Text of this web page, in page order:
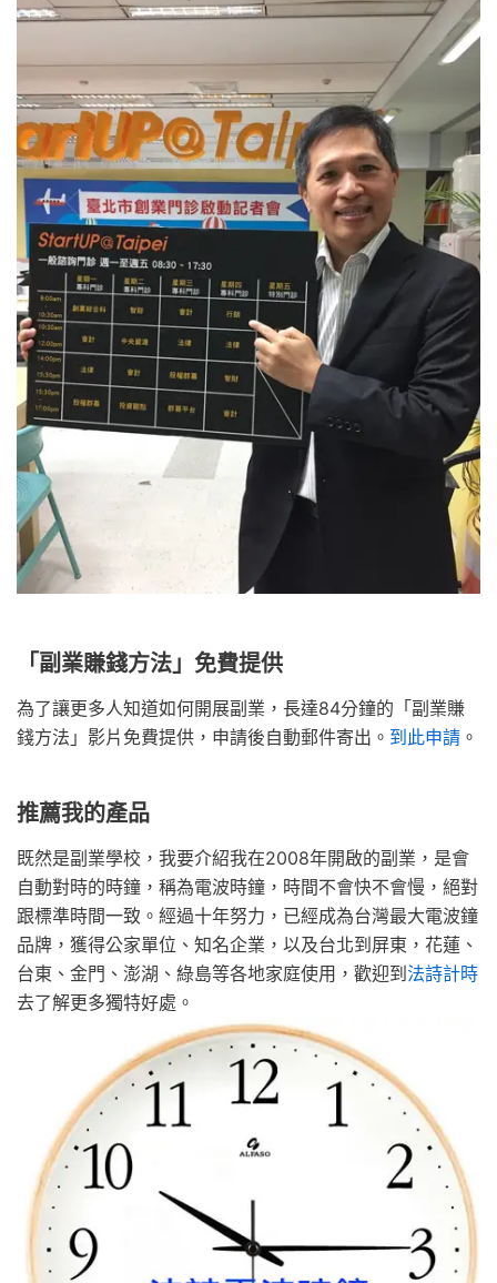
「副業賺錢方法」免費提供
為了讓更多人知道如何開展副業，長達84分鐘的「副業賺
錢方法」影片免費提供，申請後自動郵件寄出。 到此申請 。
推薦我的產品
既然是副業學校，我要介紹我在2008年開啟的副業，是會
自動對時的時鐘，稱為電波時鐘，時間不會快不會慢，絕對
跟標準時間一致。經過十年努力，已經成為台灣最大電波鐘
品牌，獲得公家單位、知名企業，以及台北到屏東，花蓮、
台東、金門、澎湖、綠島等各地家庭使用，歡迎到法詩計時
去了解更多獨特好處。